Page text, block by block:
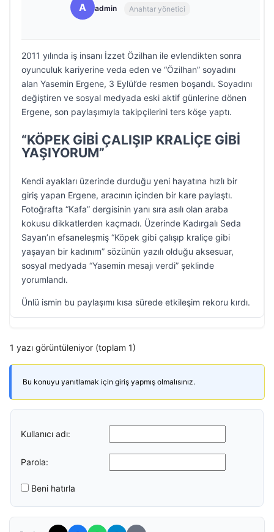
A admin Anahtar yönetici
2011 yılında iş insanı İzzet Özilhan ile evlendikten sonra
oyunculuk kariyerine veda eden ve “Özilhan” soyadını
alan Yasemin Ergene, 3 Eylül’de resmen boşandı. Soyadını
değiştiren ve sosyal medyada eski aktif günlerine dönen
Ergene, son paylaşımıyla takipçilerini ters köşe yaptı.
“KÖPEK GİBİ ÇALIŞIP KRALİÇE GİBİ
YAŞIYORUM”
Kendi ayakları üzerinde durduğu yeni hayatına hızlı bir
giriş yapan Ergene, aracının içinden bir kare paylaştı.
Fotoğrafta “Kafa” dergisinin yanı sıra asılı olan araba
kokusu dikkatlerden kaçmadı. Üzerinde Kadırgalı Seda
Sayan’ın efsaneleşmiş “Köpek gibi çalışıp kraliçe gibi
yaşayan bir kadınım” sözünün yazılı olduğu aksesuar,
sosyal medyada “Yasemin mesajı verdi” şeklinde
yorumlandı.
Ünlü ismin bu paylaşımı kısa sürede etkileşim rekoru kırdı.
1 yazı görüntüleniyor (toplam 1)
Bu konuyu yanıtlamak için giriş yapmış olmalısınız.
Kullanıcı adı:
Parola:
Beni hatırla